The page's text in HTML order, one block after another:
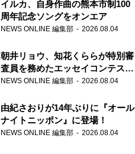
イルカ、自身作曲の熊本市制100
周年記念ソングをオンエア
NEWS ONLINE 編集部 2026.08.04
朝井リョウ、知花くららが特別審
査員を務めたエッセイコンテスト
の特別番組「#いまあなたに伝え
NEWS ONLINE 編集部 2026.08.04
由紀さおりが14年ぶりに『オール
ナイトニッポン』に登場！
NEWS ONLINE 編集部 2026.08.04